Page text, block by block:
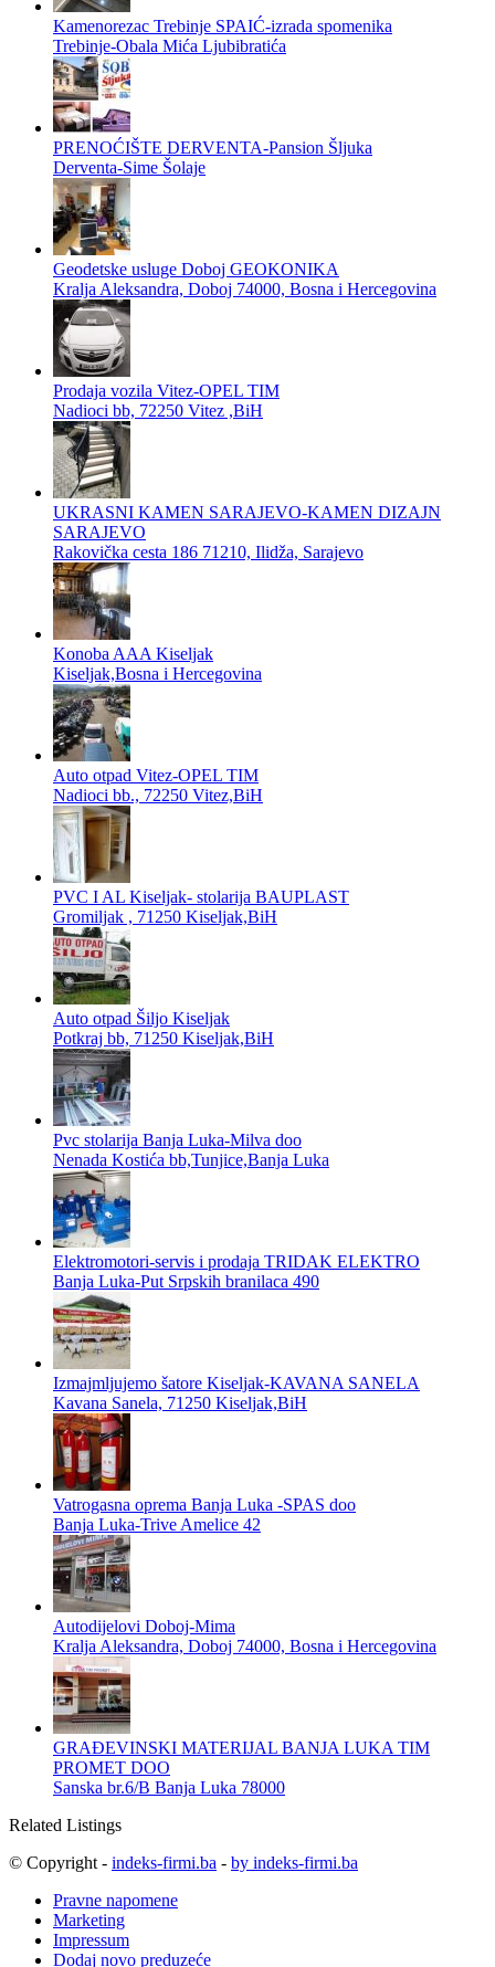
Kamenorezac Trebinje SPAIĆ-izrada spomenika
Trebinje-Obala Mića Ljubibratića
PRENOĆIŠTE DERVENTA-Pansion Šljuka
Derventa-Sime Šolaje
Geodetske usluge Doboj GEOKONIKA
Kralja Aleksandra, Doboj 74000, Bosna i Hercegovina
Prodaja vozila Vitez-OPEL TIM
Nadioci bb, 72250 Vitez ,BiH
UKRASNI KAMEN SARAJEVO-KAMEN DIZAJN
SARAJEVO
Rakovička cesta 186 71210, Ilidža, Sarajevo
Konoba AAA Kiseljak
Kiseljak,Bosna i Hercegovina
Auto otpad Vitez-OPEL TIM
Nadioci bb., 72250 Vitez,BiH
PVC I AL Kiseljak- stolarija BAUPLAST
Gromiljak , 71250 Kiseljak,BiH
Auto otpad Šiljo Kiseljak
Potkraj bb, 71250 Kiseljak,BiH
Pvc stolarija Banja Luka-Milva doo
Nenada Kostića bb,Tunjice,Banja Luka
Elektromotori-servis i prodaja TRIDAK ELEKTRO
Banja Luka-Put Srpskih branilaca 490
Izmajmljujemo šatore Kiseljak-KAVANA SANELA
Kavana Sanela, 71250 Kiseljak,BiH
Vatrogasna oprema Banja Luka -SPAS doo
Banja Luka-Trive Amelice 42
Autodijelovi Doboj-Mima
Kralja Aleksandra, Doboj 74000, Bosna i Hercegovina
GRAĐEVINSKI MATERIJAL BANJA LUKA TIM
PROMET DOO
Sanska br.6/B Banja Luka 78000
Related Listings
© Copyright - indeks-firmi.ba - by indeks-firmi.ba
Pravne napomene
Marketing
Impressum
Dodaj novo preduzeće